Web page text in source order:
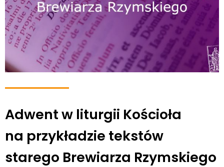
Adwent w liturgii Kościoła
na przykładzie tekstów
starego Brewiarza Rzymskiego